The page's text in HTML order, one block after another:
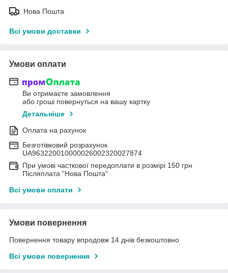
Нова Пошта
Всі умови доставки
Умови оплати
Ви отримаєте замовлення
або гроші повернуться на вашу картку
Детальніше
Оплата на рахунок
Безготівковий розрахунок
UA963220010000026002320027874
При умові часткової передоплати в розмірі 150 грн
Післяплата "Нова Пошта"
Всі умови оплати
Умови повернення
Повернення товару впродовж 14 днів безкоштовно
Всі умови повернення